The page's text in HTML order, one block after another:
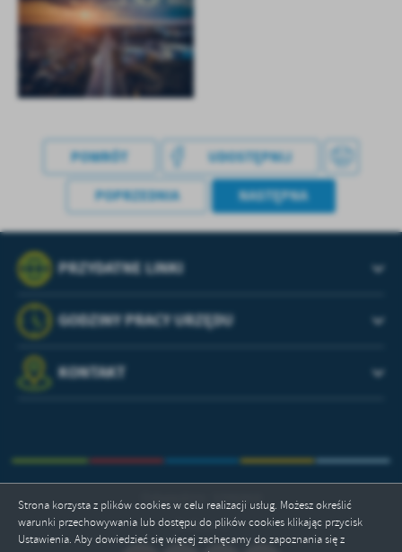
Strona korzysta z plików cookies w celu realizacji usług. Możesz określić
warunki przechowywania lub dostępu do plików cookies klikając przycisk
Ustawienia. Aby dowiedzieć się więcej zachęcamy do zapoznania się z
POWRÓT UDOSTĘPNIJ
POPRZEDNIA NASTĘPNA
PRZYDATNE LINKI
GODZINY PRACY URZĘDU
KONTAKT
Odwiedzin: 3396868
Online: 8